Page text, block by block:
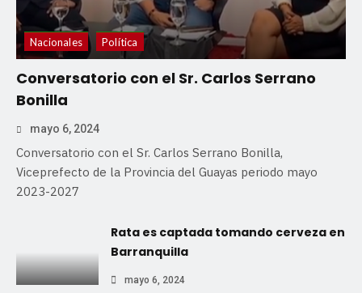
Nacionales Política
Conversatorio con el Sr. Carlos Serrano
Bonilla
mayo 6, 2024
Conversatorio con el Sr. Carlos Serrano Bonilla,
Viceprefecto de la Provincia del Guayas periodo mayo
2023-2027
Rata es captada tomando cerveza en
Barranquilla
mayo 6, 2024